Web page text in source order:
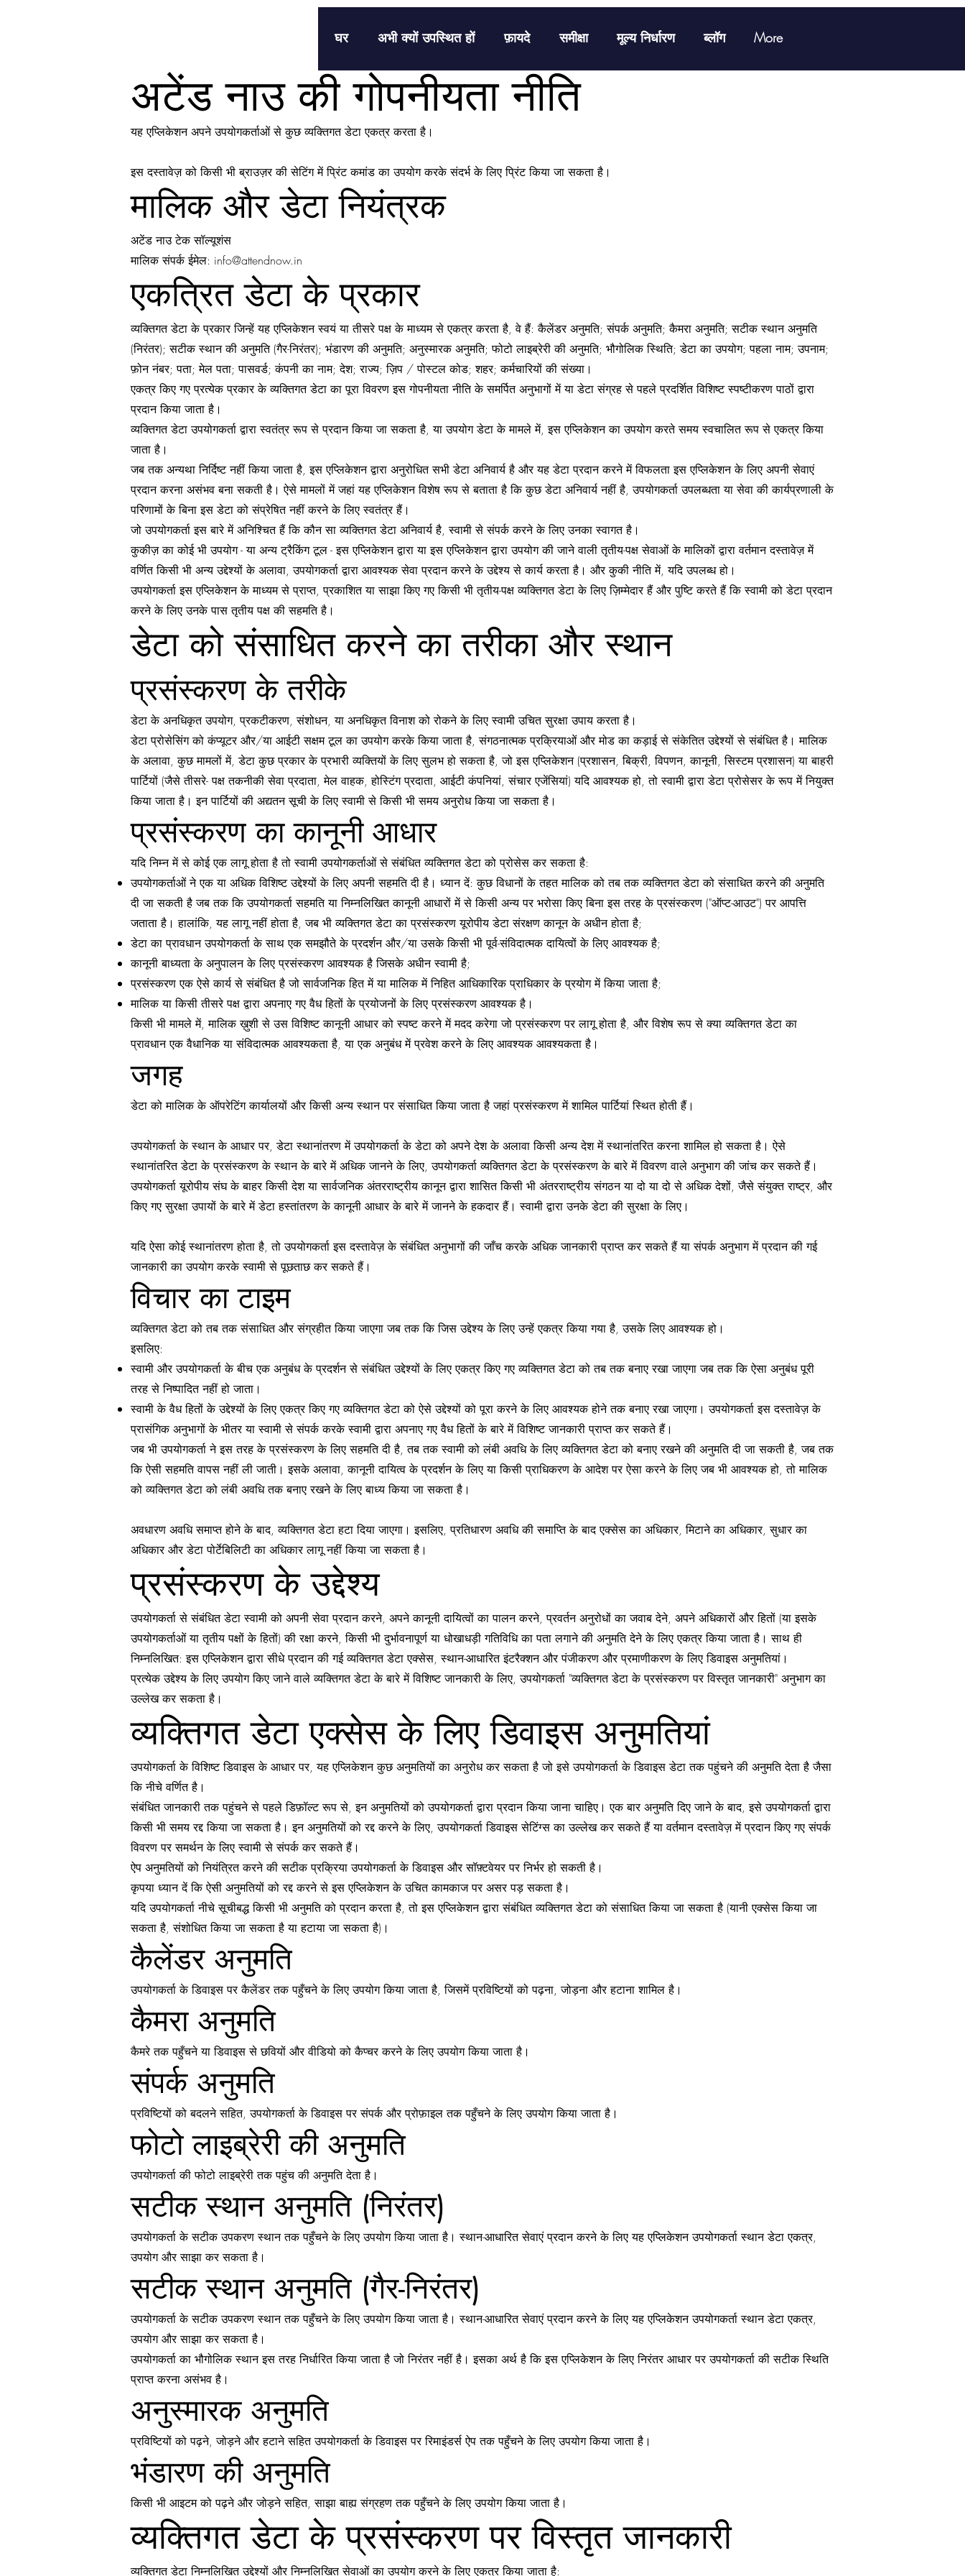
घर अभी क्यों उपस्थित हों फ़ायदे समीक्षा मूल्य निर्धारण ब्लॉग More
अटेंड नाउ की गोपनीयता नीति
यह एप्लिकेशन अपने उपयोगकर्ताओं से कुछ व्यक्तिगत डेटा एकत्र करता है।
इस दस्तावेज़ को किसी भी ब्राउज़र की सेटिंग में प्रिंट कमांड का उपयोग करके संदर्भ के लिए प्रिंट किया जा सकता है।
मालिक और डेटा नियंत्रक
अटेंड नाउ टेक सॉल्यूशंस
मालिक संपर्क ईमेल: info@attendnow.in
एकत्रित डेटा के प्रकार
व्यक्तिगत डेटा के प्रकार जिन्हें यह एप्लिकेशन स्वयं या तीसरे पक्ष के माध्यम से एकत्र करता है, वे हैं: कैलेंडर अनुमति; संपर्क अनुमति; कैमरा अनुमति; सटीक स्थान अनुमति
(निरंतर); सटीक स्थान की अनुमति (गैर-निरंतर); भंडारण की अनुमति; अनुस्मारक अनुमति; फोटो लाइब्रेरी की अनुमति; भौगोलिक स्थिति; डेटा का उपयोग; पहला नाम; उपनाम;
फ़ोन नंबर; पता; मेल पता; पासवर्ड; कंपनी का नाम; देश; राज्य; ज़िप / पोस्टल कोड; शहर; कर्मचारियों की संख्या।
एकत्र किए गए प्रत्येक प्रकार के व्यक्तिगत डेटा का पूरा विवरण इस गोपनीयता नीति के समर्पित अनुभागों में या डेटा संग्रह से पहले प्रदर्शित विशिष्ट स्पष्टीकरण पाठों द्वारा
प्रदान किया जाता है।
व्यक्तिगत डेटा उपयोगकर्ता द्वारा स्वतंत्र रूप से प्रदान किया जा सकता है, या उपयोग डेटा के मामले में, इस एप्लिकेशन का उपयोग करते समय स्वचालित रूप से एकत्र किया
जाता है।
जब तक अन्यथा निर्दिष्ट नहीं किया जाता है, इस एप्लिकेशन द्वारा अनुरोधित सभी डेटा अनिवार्य है और यह डेटा प्रदान करने में विफलता इस एप्लिकेशन के लिए अपनी सेवाएं
प्रदान करना असंभव बना सकती है। ऐसे मामलों में जहां यह एप्लिकेशन विशेष रूप से बताता है कि कुछ डेटा अनिवार्य नहीं है, उपयोगकर्ता उपलब्धता या सेवा की कार्यप्रणाली के
परिणामों के बिना इस डेटा को संप्रेषित नहीं करने के लिए स्वतंत्र हैं।
जो उपयोगकर्ता इस बारे में अनिश्चित हैं कि कौन सा व्यक्तिगत डेटा अनिवार्य है, स्वामी से संपर्क करने के लिए उनका स्वागत है।
कुकीज़ का कोई भी उपयोग - या अन्य ट्रैकिंग टूल - इस एप्लिकेशन द्वारा या इस एप्लिकेशन द्वारा उपयोग की जाने वाली तृतीय-पक्ष सेवाओं के मालिकों द्वारा वर्तमान दस्तावेज़ में
वर्णित किसी भी अन्य उद्देश्यों के अलावा, उपयोगकर्ता द्वारा आवश्यक सेवा प्रदान करने के उद्देश्य से कार्य करता है। और कुकी नीति में, यदि उपलब्ध हो।
उपयोगकर्ता इस एप्लिकेशन के माध्यम से प्राप्त, प्रकाशित या साझा किए गए किसी भी तृतीय-पक्ष व्यक्तिगत डेटा के लिए ज़िम्मेदार हैं और पुष्टि करते हैं कि स्वामी को डेटा प्रदान
करने के लिए उनके पास तृतीय पक्ष की सहमति है।
डेटा को संसाधित करने का तरीका और स्थान
प्रसंस्करण के तरीके
डेटा के अनधिकृत उपयोग, प्रकटीकरण, संशोधन, या अनधिकृत विनाश को रोकने के लिए स्वामी उचित सुरक्षा उपाय करता है।
डेटा प्रोसेसिंग को कंप्यूटर और/या आईटी सक्षम टूल का उपयोग करके किया जाता है, संगठनात्मक प्रक्रियाओं और मोड का कड़ाई से संकेतित उद्देश्यों से संबंधित है। मालिक
के अलावा, कुछ मामलों में, डेटा कुछ प्रकार के प्रभारी व्यक्तियों के लिए सुलभ हो सकता है, जो इस एप्लिकेशन (प्रशासन, बिक्री, विपणन, कानूनी, सिस्टम प्रशासन) या बाहरी
पार्टियों (जैसे तीसरे- पक्ष तकनीकी सेवा प्रदाता, मेल वाहक, होस्टिंग प्रदाता, आईटी कंपनियां, संचार एजेंसियां) यदि आवश्यक हो, तो स्वामी द्वारा डेटा प्रोसेसर के रूप में नियुक्त
किया जाता है। इन पार्टियों की अद्यतन सूची के लिए स्वामी से किसी भी समय अनुरोध किया जा सकता है।
प्रसंस्करण का कानूनी आधार
यदि निम्न में से कोई एक लागू होता है तो स्वामी उपयोगकर्ताओं से संबंधित व्यक्तिगत डेटा को प्रोसेस कर सकता है:
उपयोगकर्ताओं ने एक या अधिक विशिष्ट उद्देश्यों के लिए अपनी सहमति दी है। ध्यान दें: कुछ विधानों के तहत मालिक को तब तक व्यक्तिगत डेटा को संसाधित करने की अनुमति
दी जा सकती है जब तक कि उपयोगकर्ता सहमति या निम्नलिखित कानूनी आधारों में से किसी अन्य पर भरोसा किए बिना इस तरह के प्रसंस्करण ("ऑप्ट-आउट") पर आपत्ति
जताता है। हालांकि, यह लागू नहीं होता है, जब भी व्यक्तिगत डेटा का प्रसंस्करण यूरोपीय डेटा संरक्षण कानून के अधीन होता है;
डेटा का प्रावधान उपयोगकर्ता के साथ एक समझौते के प्रदर्शन और/या उसके किसी भी पूर्व-संविदात्मक दायित्वों के लिए आवश्यक है;
कानूनी बाध्यता के अनुपालन के लिए प्रसंस्करण आवश्यक है जिसके अधीन स्वामी है;
प्रसंस्करण एक ऐसे कार्य से संबंधित है जो सार्वजनिक हित में या मालिक में निहित आधिकारिक प्राधिकार के प्रयोग में किया जाता है;
मालिक या किसी तीसरे पक्ष द्वारा अपनाए गए वैध हितों के प्रयोजनों के लिए प्रसंस्करण आवश्यक है।
किसी भी मामले में, मालिक ख़ुशी से उस विशिष्ट कानूनी आधार को स्पष्ट करने में मदद करेगा जो प्रसंस्करण पर लागू होता है, और विशेष रूप से क्या व्यक्तिगत डेटा का
प्रावधान एक वैधानिक या संविदात्मक आवश्यकता है, या एक अनुबंध में प्रवेश करने के लिए आवश्यक आवश्यकता है।
जगह
डेटा को मालिक के ऑपरेटिंग कार्यालयों और किसी अन्य स्थान पर संसाधित किया जाता है जहां प्रसंस्करण में शामिल पार्टियां स्थित होती हैं।
उपयोगकर्ता के स्थान के आधार पर, डेटा स्थानांतरण में उपयोगकर्ता के डेटा को अपने देश के अलावा किसी अन्य देश में स्थानांतरित करना शामिल हो सकता है। ऐसे
स्थानांतरित डेटा के प्रसंस्करण के स्थान के बारे में अधिक जानने के लिए, उपयोगकर्ता व्यक्तिगत डेटा के प्रसंस्करण के बारे में विवरण वाले अनुभाग की जांच कर सकते हैं।
उपयोगकर्ता यूरोपीय संघ के बाहर किसी देश या सार्वजनिक अंतरराष्ट्रीय कानून द्वारा शासित किसी भी अंतरराष्ट्रीय संगठन या दो या दो से अधिक देशों, जैसे संयुक्त राष्ट्र, और
किए गए सुरक्षा उपायों के बारे में डेटा हस्तांतरण के कानूनी आधार के बारे में जानने के हकदार हैं। स्वामी द्वारा उनके डेटा की सुरक्षा के लिए।
यदि ऐसा कोई स्थानांतरण होता है, तो उपयोगकर्ता इस दस्तावेज़ के संबंधित अनुभागों की जाँच करके अधिक जानकारी प्राप्त कर सकते हैं या संपर्क अनुभाग में प्रदान की गई
जानकारी का उपयोग करके स्वामी से पूछताछ कर सकते हैं।
विचार का टाइम
व्यक्तिगत डेटा को तब तक संसाधित और संग्रहीत किया जाएगा जब तक कि जिस उद्देश्य के लिए उन्हें एकत्र किया गया है, उसके लिए आवश्यक हो।
इसलिए:
स्वामी और उपयोगकर्ता के बीच एक अनुबंध के प्रदर्शन से संबंधित उद्देश्यों के लिए एकत्र किए गए व्यक्तिगत डेटा को तब तक बनाए रखा जाएगा जब तक कि ऐसा अनुबंध पूरी
तरह से निष्पादित नहीं हो जाता।
स्वामी के वैध हितों के उद्देश्यों के लिए एकत्र किए गए व्यक्तिगत डेटा को ऐसे उद्देश्यों को पूरा करने के लिए आवश्यक होने तक बनाए रखा जाएगा। उपयोगकर्ता इस दस्तावेज़ के
प्रासंगिक अनुभागों के भीतर या स्वामी से संपर्क करके स्वामी द्वारा अपनाए गए वैध हितों के बारे में विशिष्ट जानकारी प्राप्त कर सकते हैं।
जब भी उपयोगकर्ता ने इस तरह के प्रसंस्करण के लिए सहमति दी है, तब तक स्वामी को लंबी अवधि के लिए व्यक्तिगत डेटा को बनाए रखने की अनुमति दी जा सकती है, जब तक
कि ऐसी सहमति वापस नहीं ली जाती। इसके अलावा, कानूनी दायित्व के प्रदर्शन के लिए या किसी प्राधिकरण के आदेश पर ऐसा करने के लिए जब भी आवश्यक हो, तो मालिक
को व्यक्तिगत डेटा को लंबी अवधि तक बनाए रखने के लिए बाध्य किया जा सकता है।
अवधारण अवधि समाप्त होने के बाद, व्यक्तिगत डेटा हटा दिया जाएगा। इसलिए, प्रतिधारण अवधि की समाप्ति के बाद एक्सेस का अधिकार, मिटाने का अधिकार, सुधार का
अधिकार और डेटा पोर्टेबिलिटी का अधिकार लागू नहीं किया जा सकता है।
प्रसंस्करण के उद्देश्य
उपयोगकर्ता से संबंधित डेटा स्वामी को अपनी सेवा प्रदान करने, अपने कानूनी दायित्वों का पालन करने, प्रवर्तन अनुरोधों का जवाब देने, अपने अधिकारों और हितों (या इसके
उपयोगकर्ताओं या तृतीय पक्षों के हितों) की रक्षा करने, किसी भी दुर्भावनापूर्ण या धोखाधड़ी गतिविधि का पता लगाने की अनुमति देने के लिए एकत्र किया जाता है। साथ ही
निम्नलिखित: इस एप्लिकेशन द्वारा सीधे प्रदान की गई व्यक्तिगत डेटा एक्सेस, स्थान-आधारित इंटरैक्शन और पंजीकरण और प्रमाणीकरण के लिए डिवाइस अनुमतियां।
प्रत्येक उद्देश्य के लिए उपयोग किए जाने वाले व्यक्तिगत डेटा के बारे में विशिष्ट जानकारी के लिए, उपयोगकर्ता "व्यक्तिगत डेटा के प्रसंस्करण पर विस्तृत जानकारी" अनुभाग का
उल्लेख कर सकता है।
व्यक्तिगत डेटा एक्सेस के लिए डिवाइस अनुमतियां
उपयोगकर्ता के विशिष्ट डिवाइस के आधार पर, यह एप्लिकेशन कुछ अनुमतियों का अनुरोध कर सकता है जो इसे उपयोगकर्ता के डिवाइस डेटा तक पहुंचने की अनुमति देता है जैसा
कि नीचे वर्णित है।
संबंधित जानकारी तक पहुंचने से पहले डिफ़ॉल्ट रूप से, इन अनुमतियों को उपयोगकर्ता द्वारा प्रदान किया जाना चाहिए। एक बार अनुमति दिए जाने के बाद, इसे उपयोगकर्ता द्वारा
किसी भी समय रद्द किया जा सकता है। इन अनुमतियों को रद्द करने के लिए, उपयोगकर्ता डिवाइस सेटिंग्स का उल्लेख कर सकते हैं या वर्तमान दस्तावेज़ में प्रदान किए गए संपर्क
विवरण पर समर्थन के लिए स्वामी से संपर्क कर सकते हैं।
ऐप अनुमतियों को नियंत्रित करने की सटीक प्रक्रिया उपयोगकर्ता के डिवाइस और सॉफ़्टवेयर पर निर्भर हो सकती है।
कृपया ध्यान दें कि ऐसी अनुमतियों को रद्द करने से इस एप्लिकेशन के उचित कामकाज पर असर पड़ सकता है।
यदि उपयोगकर्ता नीचे सूचीबद्ध किसी भी अनुमति को प्रदान करता है, तो इस एप्लिकेशन द्वारा संबंधित व्यक्तिगत डेटा को संसाधित किया जा सकता है (यानी एक्सेस किया जा
सकता है, संशोधित किया जा सकता है या हटाया जा सकता है)।
कैलेंडर अनुमति
उपयोगकर्ता के डिवाइस पर कैलेंडर तक पहुँचने के लिए उपयोग किया जाता है, जिसमें प्रविष्टियों को पढ़ना, जोड़ना और हटाना शामिल है।
कैमरा अनुमति
कैमरे तक पहुँचने या डिवाइस से छवियों और वीडियो को कैप्चर करने के लिए उपयोग किया जाता है।
संपर्क अनुमति
प्रविष्टियों को बदलने सहित, उपयोगकर्ता के डिवाइस पर संपर्क और प्रोफ़ाइल तक पहुँचने के लिए उपयोग किया जाता है।
फोटो लाइब्रेरी की अनुमति
उपयोगकर्ता की फोटो लाइब्रेरी तक पहुंच की अनुमति देता है।
सटीक स्थान अनुमति (निरंतर)
उपयोगकर्ता के सटीक उपकरण स्थान तक पहुँचने के लिए उपयोग किया जाता है। स्थान-आधारित सेवाएं प्रदान करने के लिए यह एप्लिकेशन उपयोगकर्ता स्थान डेटा एकत्र,
उपयोग और साझा कर सकता है।
सटीक स्थान अनुमति (गैर-निरंतर)
उपयोगकर्ता के सटीक उपकरण स्थान तक पहुँचने के लिए उपयोग किया जाता है। स्थान-आधारित सेवाएं प्रदान करने के लिए यह एप्लिकेशन उपयोगकर्ता स्थान डेटा एकत्र,
उपयोग और साझा कर सकता है।
उपयोगकर्ता का भौगोलिक स्थान इस तरह निर्धारित किया जाता है जो निरंतर नहीं है। इसका अर्थ है कि इस एप्लिकेशन के लिए निरंतर आधार पर उपयोगकर्ता की सटीक स्थिति
प्राप्त करना असंभव है।
अनुस्मारक अनुमति
प्रविष्टियों को पढ़ने, जोड़ने और हटाने सहित उपयोगकर्ता के डिवाइस पर रिमाइंडर्स ऐप तक पहुँचने के लिए उपयोग किया जाता है।
भंडारण की अनुमति
किसी भी आइटम को पढ़ने और जोड़ने सहित, साझा बाह्य संग्रहण तक पहुँचने के लिए उपयोग किया जाता है।
व्यक्तिगत डेटा के प्रसंस्करण पर विस्तृत जानकारी
व्यक्तिगत डेटा निम्नलिखित उद्देश्यों और निम्नलिखित सेवाओं का उपयोग करने के लिए एकत्र किया जाता है: